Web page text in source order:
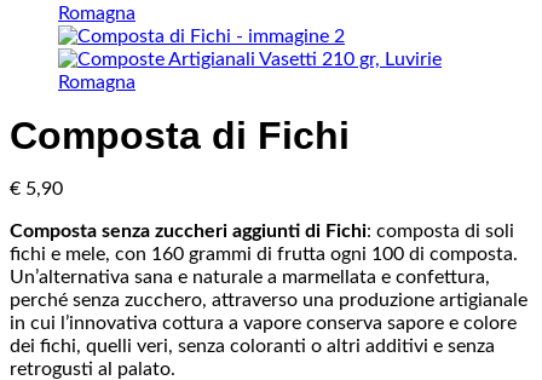
Composta di Fichi
€ 5,90
Composta senza zuccheri aggiunti di Fichi: composta di soli
fichi e mele, con 160 grammi di frutta ogni 100 di composta.
Un’alternativa sana e naturale a marmellata e confettura,
perché senza zucchero, attraverso una produzione artigianale
in cui l’innovativa cottura a vapore conserva sapore e colore
dei fichi, quelli veri, senza coloranti o altri additivi e senza
retrogusti al palato.